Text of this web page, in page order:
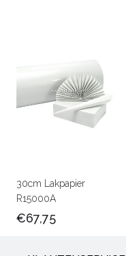
30cm Lakpapier
R15000A
€67,75